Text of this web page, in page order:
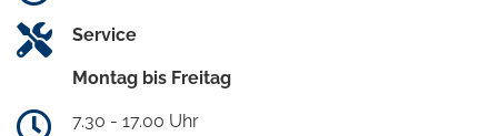
Service
Montag bis Freitag
7.30 - 17.00 Uhr